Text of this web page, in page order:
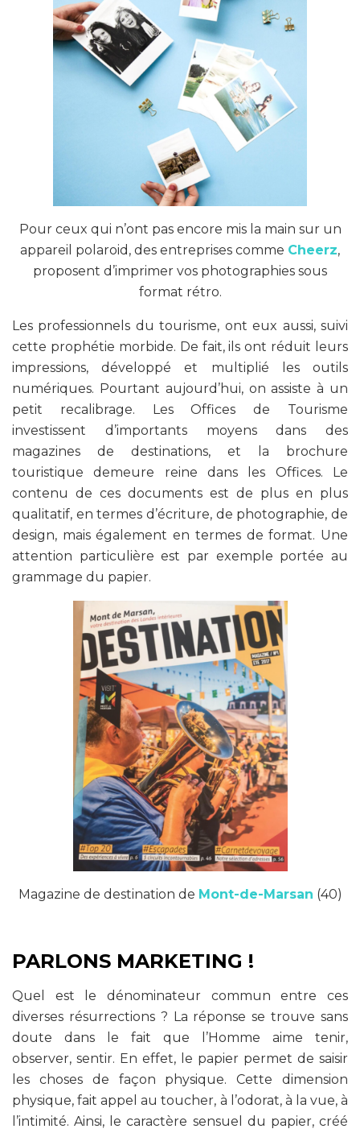
Pour ceux qui n’ont pas encore mis la main sur un
appareil polaroid, des entreprises comme Cheerz,
proposent d’imprimer vos photographies sous
format rétro.
Les professionnels du tourisme, ont eux aussi, suivi
cette prophétie morbide. De fait, ils ont réduit leurs
impressions, développé et multiplié les outils
numériques. Pourtant aujourd’hui, on assiste à un
petit recalibrage. Les Offices de Tourisme
investissent d’importants moyens dans des
magazines de destinations, et la brochure
touristique demeure reine dans les Offices. Le
contenu de ces documents est de plus en plus
qualitatif, en termes d’écriture, de photographie, de
design, mais également en termes de format. Une
attention particulière est par exemple portée au
grammage du papier.
Magazine de destination de Mont-de-Marsan (40)
PARLONS MARKETING !
Quel est le dénominateur commun entre ces
diverses résurrections ? La réponse se trouve sans
doute dans le fait que l’Homme aime tenir,
observer, sentir. En effet, le papier permet de saisir
les choses de façon physique. Cette dimension
physique, fait appel au toucher, à l’odorat, à la vue, à
l’intimité. Ainsi, le caractère sensuel du papier, créé